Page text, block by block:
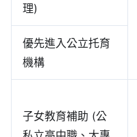
理)
優先進入公立托育
機構
子女教育補助 (公